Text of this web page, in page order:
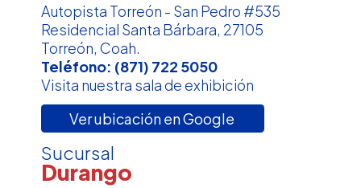
Autopista Torreón - San Pedro #535
Residencial Santa Bárbara, 27105
Torreón, Coah.
Teléfono: (871) 722 5050
Visita nuestra sala de exhibición
Ver ubicación en Google
Sucursal
Durango